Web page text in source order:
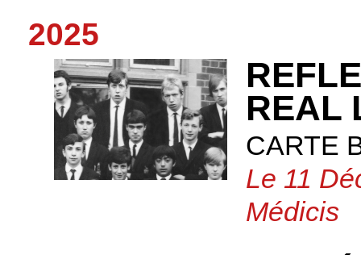
2025
REAL
CARTE
Le 11
Médicis